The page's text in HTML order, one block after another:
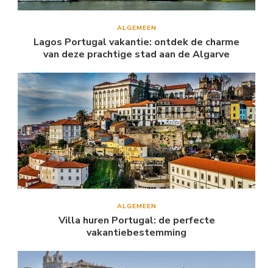
ALGEMEEN
Lagos Portugal vakantie: ontdek de charme
van deze prachtige stad aan de Algarve
ALGEMEEN
Villa huren Portugal: de perfecte
vakantiebestemming